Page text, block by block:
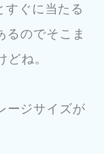
すぐに当たる
るのでそこま
ね。
ージサイズが